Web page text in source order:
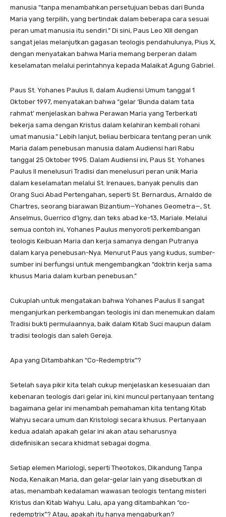
manusia “tanpa menambahkan persetujuan bebas dari Bunda
Maria yang terpilih, yang bertindak dalam beberapa cara sesuai
peran umat manusia itu sendiri.” Di sini, Paus Leo XIII dengan
sangat jelas melanjutkan gagasan teologis pendahulunya, Pius X,
dengan menyatakan bahwa Maria memang berperan dalam
keselamatan melalui perintahnya kepada Malaikat Agung Gabriel.
Paus St. Yohanes Paulus II, dalam Audiensi Umum tanggal 1
Oktober 1997, menyatakan bahwa “gelar ‘Bunda dalam tata
rahmat’ menjelaskan bahwa Perawan Maria yang Terberkati
bekerja sama dengan Kristus dalam kelahiran kembali rohani
umat manusia.” Lebih lanjut, beliau berbicara tentang peran unik
Maria dalam penebusan manusia dalam Audiensi hari Rabu
tanggal 25 Oktober 1995. Dalam Audiensi ini, Paus St. Yohanes
Paulus II menelusuri Tradisi dan menelusuri peran unik Maria
dalam keselamatan melalui St. Irenaues, banyak penulis dan
Orang Suci Abad Pertengahan, seperti St. Bernardus, Arnaldo de
Chartres, seorang biarawan Bizantium—Yohanes Geometra—, St.
Anselmus, Guerrico d’Igny, dan teks abad ke-13, Mariale. Melalui
semua contoh ini, Yohanes Paulus menyoroti perkembangan
teologis Keibuan Maria dan kerja samanya dengan Putranya
dalam karya penebusan-Nya. Menurut Paus yang kudus, sumber-
sumber ini berfungsi untuk mengembangkan “doktrin kerja sama
khusus Maria dalam kurban penebusan.”
Cukuplah untuk mengatakan bahwa Yohanes Paulus II sangat
menganjurkan perkembangan teologis ini dan menemukan dalam
Tradisi bukti permulaannya, baik dalam Kitab Suci maupun dalam
tradisi teologis dan saleh Gereja.
Apa yang Ditambahkan “Co-Redemptrix”?
Setelah saya pikir kita telah cukup menjelaskan kesesuaian dan
kebenaran teologis dari gelar ini, kini muncul pertanyaan tentang
bagaimana gelar ini menambah pemahaman kita tentang Kitab
Wahyu secara umum dan Kristologi secara khusus. Pertanyaan
kedua adalah apakah gelar ini akan atau seharusnya
didefinisikan secara khidmat sebagai dogma.
Setiap elemen Mariologi, seperti Theotokos, Dikandung Tanpa
Noda, Kenaikan Maria, dan gelar-gelar lain yang disebutkan di
atas, menambah kedalaman wawasan teologis tentang misteri
Kristus dan Kitab Wahyu. Lalu, apa yang ditambahkan “co-
redemptrix”? Atau, apakah itu hanya mengaburkan?